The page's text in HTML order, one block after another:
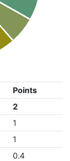
Points
2
1
1
0.4